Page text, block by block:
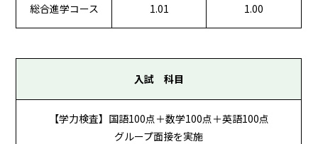
総合進学コース 1.01 1.00
入試 科目
【学力検査】国語100点＋数学100点＋英語100点
グループ面接を実施